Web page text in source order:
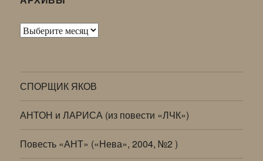
Архивы
СПОРЩИК ЯКОВ
АНТОН и ЛАРИСА (из повести «ЛЧК»)
Повесть «АНТ» («Нева», 2004, №2 )